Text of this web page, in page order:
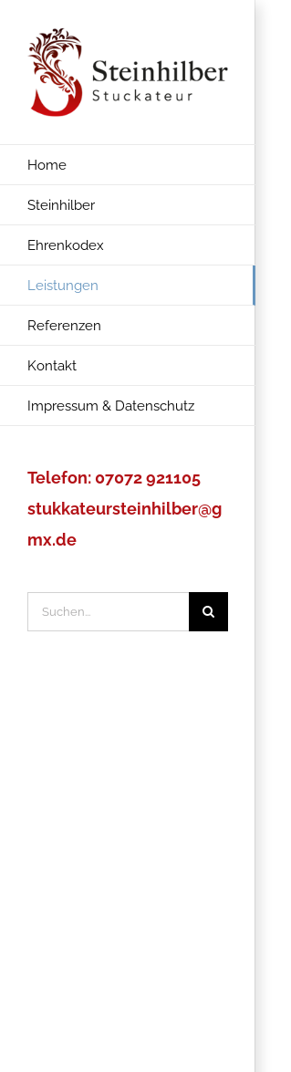
springen
Home
Steinhilber
Ehrenkodex
Leistungen
Referenzen
Kontakt
Impressum & Datenschutz
Telefon: 07072 921105
stukkateursteinhilber@g
mx.de
nach: